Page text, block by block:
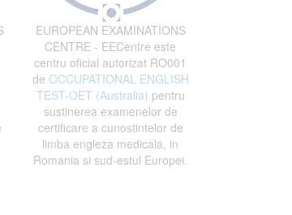
EUROPEAN EXAMINATIONS
CENTRE - EECentre este
centru oficial autorizat RO001
de OCCUPATIONAL ENGLISH
TEST-OET (Australia) pentru
sustinerea examenelor de
certificare a cunostintelor de
limba engleza medicala, in
Romania si sud-estul Europei.